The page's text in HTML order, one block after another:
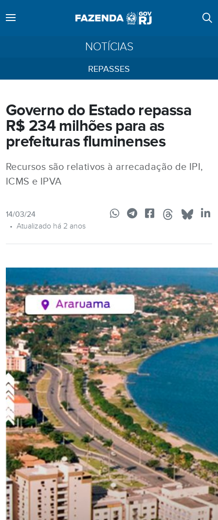
NOTÍCIAS
REPASSES
Governo do Estado repassa
R$ 234 milhões para as
prefeituras fluminenses
Recursos são relativos à arrecadação de IPI,
ICMS e IPVA
14/03/24
• Atualizado há 2 anos